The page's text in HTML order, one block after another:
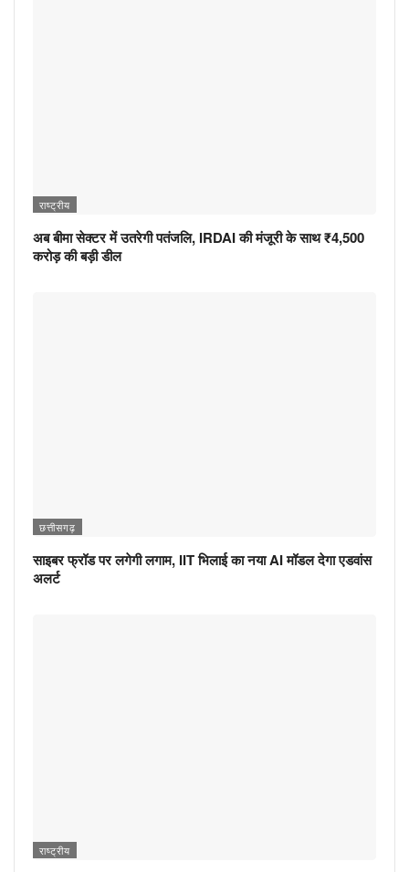
राष्ट्रीय
अब बीमा सेक्टर में उतरेगी पतंजलि, IRDAI की मंजूरी के साथ ₹4,500
करोड़ की बड़ी डील
छत्तीसगढ़
साइबर फ्रॉड पर लगेगी लगाम, IIT भिलाई का नया AI मॉडल देगा एडवांस
अलर्ट
राष्ट्रीय